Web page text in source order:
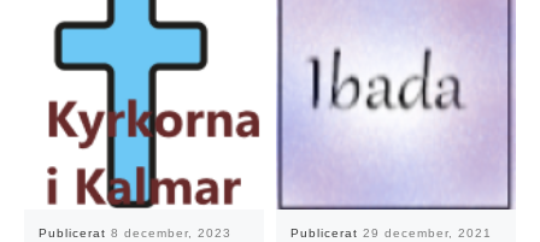
Publicerat 8 december, 2023 Publicerat 29 december, 2021